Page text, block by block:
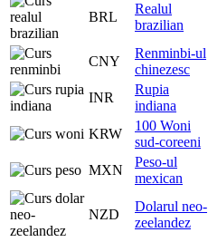
BRL
Realul
brazilian
CNY
Renminbi-ul
chinezesc
INR
Rupia
indiana
KRW
100 Woni
sud-coreeni
MXN
Peso-ul
mexican
NZD
Dolarul neo-
zeelandez